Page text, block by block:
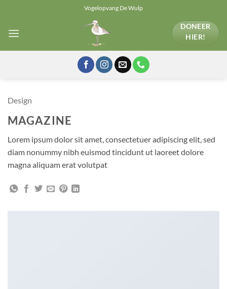
inhoud
Vogelopvang De Wulp
DONEER
HIER!
Design
MAGAZINE
Lorem ipsum dolor sit amet, consectetuer adipiscing elit, sed
diam nonummy nibh euismod tincidunt ut laoreet dolore
magna aliquam erat volutpat